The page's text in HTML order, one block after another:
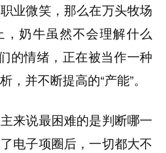
业微笑，那么在万头牧场
，奶牛虽然不会理解什么
的情绪，正在被当作一种
，并不断提高的“产能”。
来说最困难的是判断哪一
电子项圈后，一切都大不